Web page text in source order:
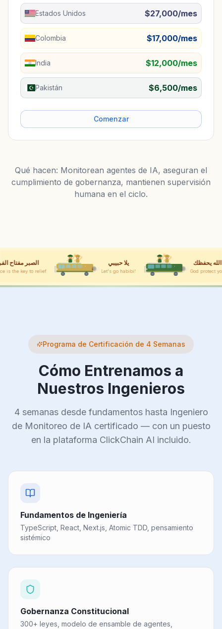
Estados Unidos $27,000/mes
Colombia $17,000/mes
India $12,000/mes
Pakistán $6,500/mes
Comenzar
Qué hacen: Monitorean agentes de IA, aseguran el
cumplimiento de gobernanza, mantienen supervisión
humana en el ciclo.
يلا حبيبي
Let's go habibi!
الله يحفظك
God protect you
Programa de Certificación de 4 Semanas
Cómo Entrenamos a
Nuestros Ingenieros
4 semanas desde fundamentos hasta Ingeniero
de Monitoreo de IA certificado — con un puesto
en la plataforma ClickChain AI incluido.
Fundamentos de Ingeniería
TypeScript, React, Next.js, Atomic TDD, pensamiento
sistémico
Gobernanza Constitucional
300+ leyes, modelo de ensamble de agentes,